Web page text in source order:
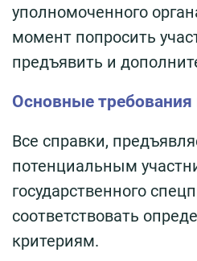
уполномоченного
момент попросить
предъявить и
Основные
Все справки,
потенциальным
государственного
соответствовать
критериям.